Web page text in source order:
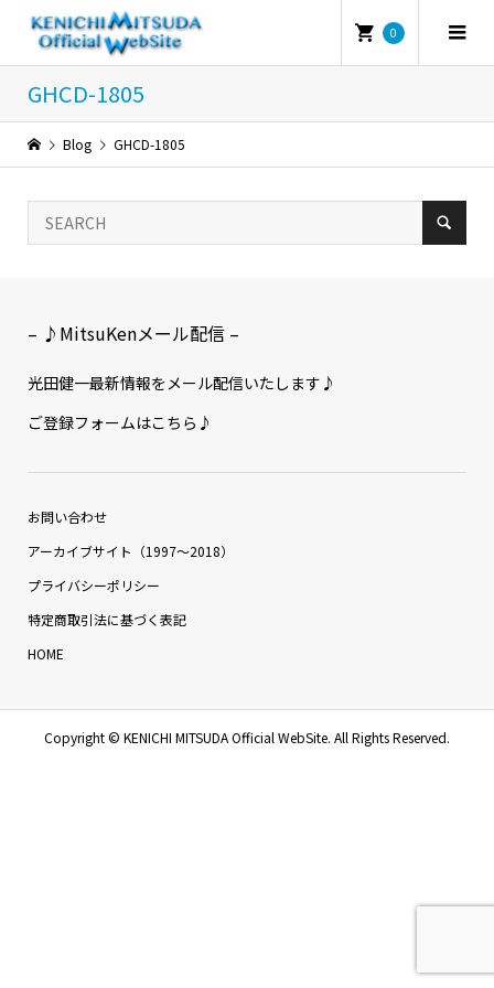
0
GHCD-1805
Blog GHCD-1805
– ♪MitsuKenメール配信 –
光田健一最新情報をメール配信いたします♪
ご登録フォームはこちら♪
お問い合わせ
アーカイブサイト（1997〜2018）
プライバシーポリシー
特定商取引法に基づく表記
HOME
Copyright © KENICHI MITSUDA Official WebSite. All Rights Reserved.